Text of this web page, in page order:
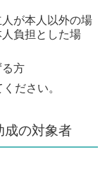
が本人以外の場
負担とした場
方
ださい。
成の対象者